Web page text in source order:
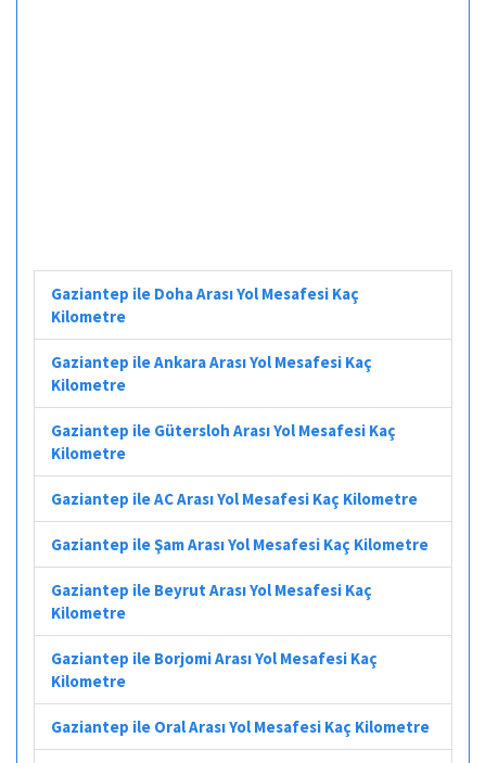
Gaziantep ile Doha Arası Yol Mesafesi Kaç
Kilometre
Gaziantep ile Ankara Arası Yol Mesafesi Kaç
Kilometre
Gaziantep ile Gütersloh Arası Yol Mesafesi Kaç
Kilometre
Gaziantep ile AC Arası Yol Mesafesi Kaç Kilometre
Gaziantep ile Şam Arası Yol Mesafesi Kaç Kilometre
Gaziantep ile Beyrut Arası Yol Mesafesi Kaç
Kilometre
Gaziantep ile Borjomi Arası Yol Mesafesi Kaç
Kilometre
Gaziantep ile Oral Arası Yol Mesafesi Kaç Kilometre